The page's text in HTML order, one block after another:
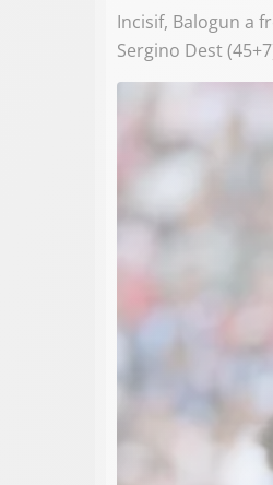
Incisif, Balogun a
Sergino Dest